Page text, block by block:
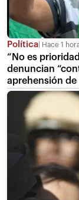
Política Hace 1
“No es
denuncian
aprehensión de